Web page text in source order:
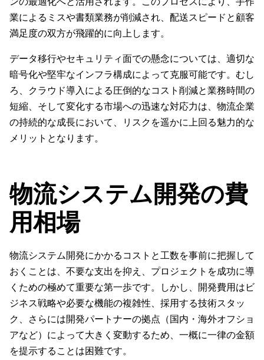
業によるミスや書類業務が削減され、配送スピードと顧客
満足度の双方が飛躍的に向上します。
データ移行やセキュリティ面での懸念については、適切な
暗号化や堅牢なインフラ構成によって克服可能です。むし
ろ、クラウド導入による圧倒的なコスト削減と業務時間の
短縮、そして変化する市場への迅速な対応力は、物流企業
の持続的な成長において、リスクを遥かに上回る魅力的な
メリットとなります。
物流システム開発の費
用相場
物流システム開発にかかるコストと工数を事前に把握して
おくことは、不要な支出を抑え、プロジェクトを成功に導
くための極めて重要な第一歩です。しかし、開発費用はビ
ジネス戦略や必要な機能の複雑性、採用する技術スタッ
ク、さらには開発パートナーの拠点（国内・海外オフショ
アなど）によって大きく変動するため、一概に一律の金額
を提示することは困難です。